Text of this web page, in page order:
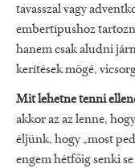
tavasszal vagy
embertípushoz
hanem csak aludni
kerítések mögé,
Mit lehetne tenni
akkor az az lenne,
éljünk, hogy „most
engem hétfőig senki